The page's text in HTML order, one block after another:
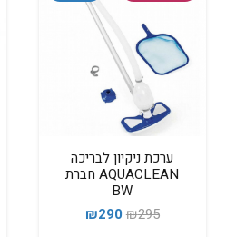
ערכת ניקיון לבריכה
AQUACLEAN חברת
BW
₪295
המחיר
₪290